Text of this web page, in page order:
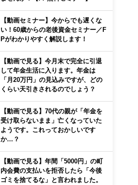
【動画セミナー】今からでも遅くな
い！60歳からの老後資金セミナー／F
Pがわかりやすく解説します！
【動画で見る】今月末で完全に引退
して年金生活に入ります。年金は
「月20万円」の見込みですが、どの
くらい天引きされるのでしょう？
【動画で見る】70代の親が「年金を
受け取らないまま」亡くなっていた
ようです。これっておかしいです
か…？
【動画で見る】年間「5000円」の町
内会費の支払いを拒否したら「今後
ゴミを捨てるな」と言われました。